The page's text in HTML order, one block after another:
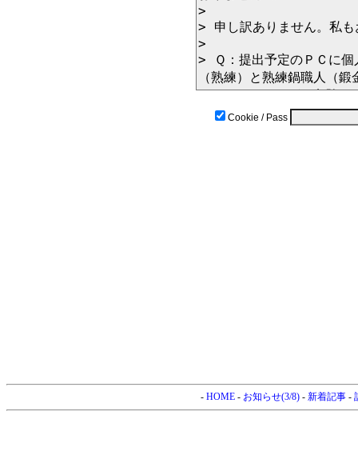
Cookie / Pass
- HOME- お知らせ(3/8)- 新着記事-